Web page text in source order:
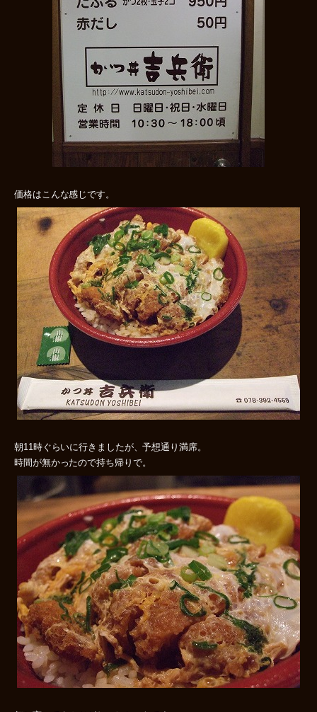
価格はこんな感じです。
朝11時ぐらいに行きましたが、予想通り満席。
時間が無かったので持ち帰りで。